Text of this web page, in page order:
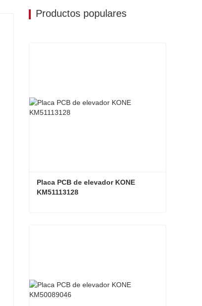
Productos populares
Placa PCB de elevador KONE
KM51113128